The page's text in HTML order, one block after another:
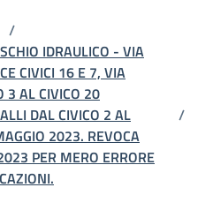
/
IDRAULICO - VIA
CIVICI 16 E 7, VIA
3 AL CIVICO 20
DAL CIVICO 2 AL
2023. REVOCA
PER MERO ERRORE
/